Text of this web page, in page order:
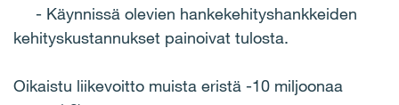
- Käynnissä olevien hankekehityshankkeiden
kehityskustannukset painoivat tulosta.
Oikaistu liikevoitto muista eristä -10 miljoonaa